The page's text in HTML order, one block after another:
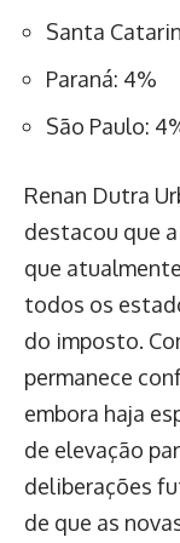
Santa
Paraná: 4%
São Paulo:
Renan Dutra
destacou que
que
todos os
do imposto.
permanece
embora haja
de elevação
deliberações
de que as